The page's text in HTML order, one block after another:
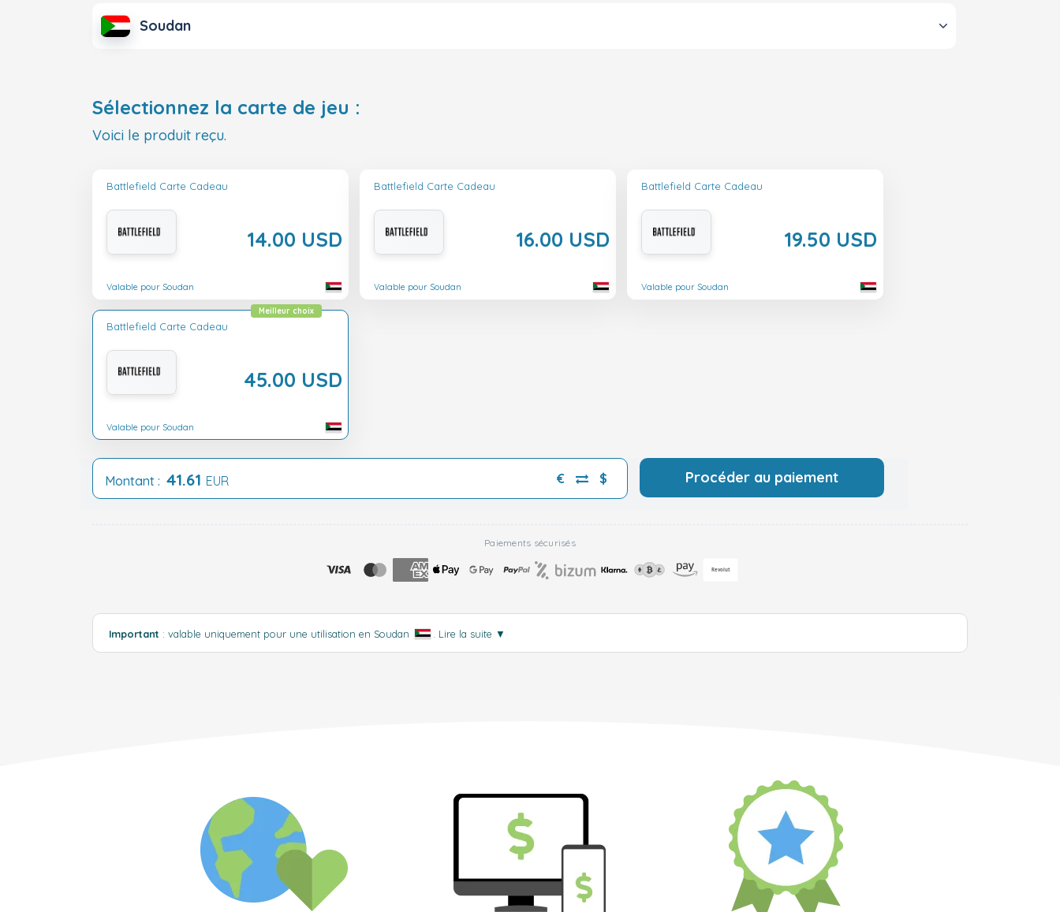
Soudan
Sélectionnez la carte de jeu :
Voici le produit reçu.
Battlefield Carte Cadeau
14.00 USD
Valable pour Soudan
Battlefield Carte Cadeau
16.00 USD
Valable pour Soudan
Battlefield Carte Cadeau
19.50 USD
Valable pour Soudan
Battlefield Carte Cadeau
45.00 USD
Meilleur choix
Valable pour Soudan
Montant : 41.61 EUR € $ Procéder au paiement
Paiements sécurisés
Important : valable uniquement pour une utilisation en Soudan . Lire la suite ▼